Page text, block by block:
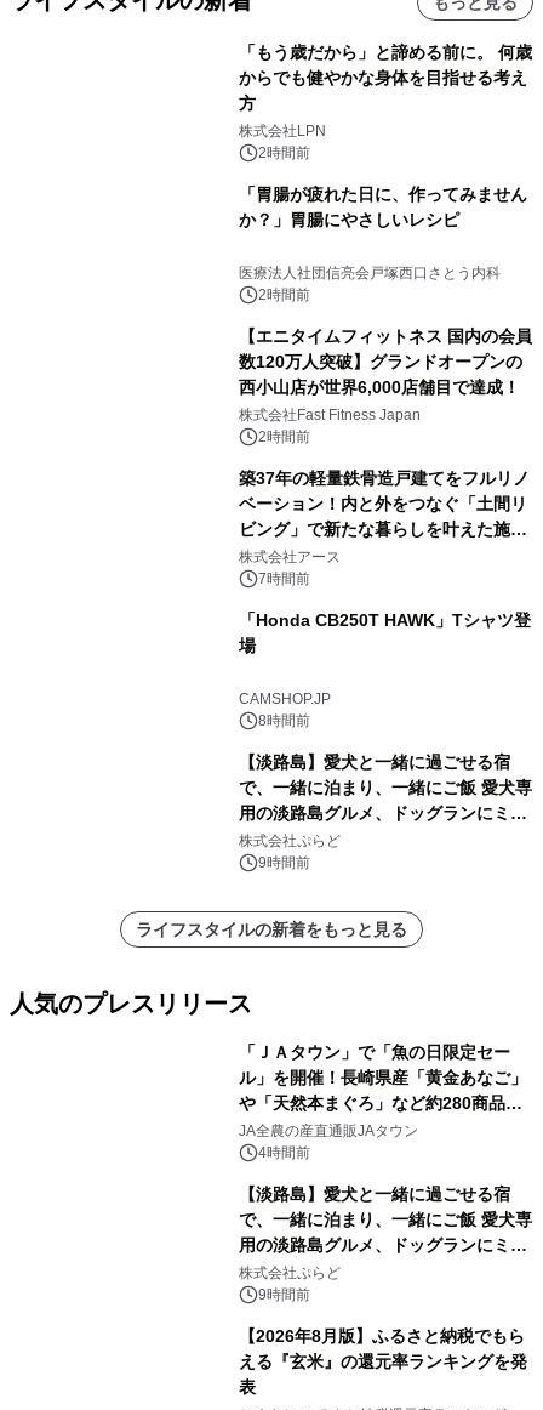
「もう歳だから」と諦める前に。 何歳
からでも健やかな身体を目指せる考え
方
株式会社LPN
2時間前
「胃腸が疲れた日に、作ってみません
か？」胃腸にやさしいレシピ
医療法人社団信亮会戸塚西口さとう内科
2時間前
【エニタイムフィットネス 国内の会員
数120万人突破】グランドオープンの
西小山店が世界6,000店舗目で達成！
株式会社Fast Fitness Japan
2時間前
築37年の軽量鉄骨造戸建てをフルリノ
ベーション！内と外をつなぐ「土間リ
ビング」で新たな暮らしを叶えた施工
事例を株式会社アースが公開
株式会社アース
7時間前
「Honda CB250T HAWK」Tシャツ登
場
CAMSHOP.JP
8時間前
【淡路島】愛犬と一緒に過ごせる宿
で、一緒に泊まり、一緒にご飯 愛犬専
用の淡路島グルメ、ドッグランにミニ
プール グランピングとトレーラーハウ
スの2施設で
株式会社ぷらど
9時間前
ライフスタイルの新着をもっと見る
人気のプレスリリース
「ＪＡタウン」で「魚の日限定セー
ル」を開催！長崎県産「黄金あなご」
や「天然本まぐろ」など約280商品を
販売！～毎月１０日の定例企画～
JA全農の産直通販JAタウン
4時間前
【淡路島】愛犬と一緒に過ごせる宿
で、一緒に泊まり、一緒にご飯 愛犬専
用の淡路島グルメ、ドッグランにミニ
プール グランピングとトレーラーハウ
スの2施設で
株式会社ぷらど
9時間前
【2026年8月版】ふるさと納税でもら
える『玄米』の還元率ランキングを発
表